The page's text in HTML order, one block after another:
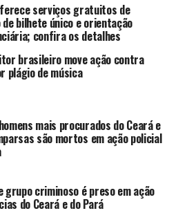
e personalidades do
foi um dos nossos
pouco da sua trajetória de
durante 35 anos de
procuro muito ajudar o meu
errado e elogiar o que está
bastante, só faltou quem
serviços gratuitos de
de bilhete único e orientação
confira os detalhes
brasileiro move ação contra
plágio de música
mais procurados do Ceará e
são mortos em ação policial
grupo criminoso é preso em ação
do Ceará e do Pará